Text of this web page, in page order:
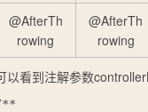
@AfterTh
rowing
@AfterTh
rowing
以看到注解参数